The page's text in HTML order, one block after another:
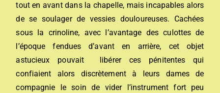
tout en avant dans la chapelle, mais incapables alors
de se soulager de vessies douloureuses. Cachées
sous la crinoline, avec l’avantage des culottes de
l’époque fendues d’avant en arrière, cet objet
astucieux pouvait libérer ces pénitentes qui
confiaient alors discrètement à leurs dames de
compagnie le soin de vider l’instrument fort peu